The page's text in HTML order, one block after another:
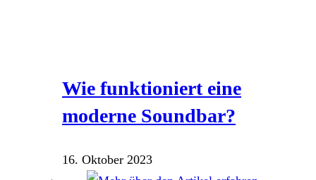
Wie funktioniert eine
moderne Soundbar?
16. Oktober 2023